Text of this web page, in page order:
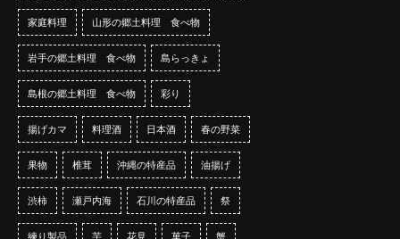
家庭料理 山形の郷土料理 食べ物
岩手の郷土料理 食べ物 島らっきょ
島根の郷土料理 食べ物 彩り
揚げカマ 料理酒 日本酒 春の野菜
果物 椎茸 沖縄の特産品 油揚げ
渋柿 瀬戸内海 石川の特産品 祭
練り製品 芋 花見 菓子 蟹